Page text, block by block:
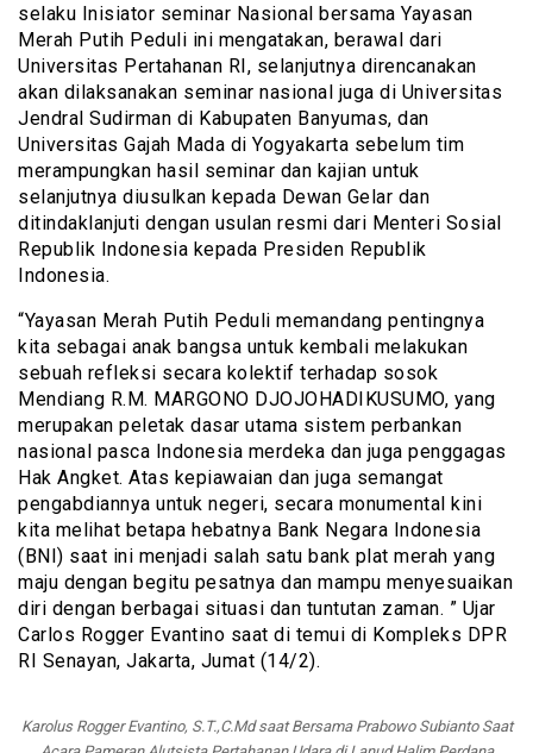
selaku Inisiator seminar Nasional bersama Yayasan
Merah Putih Peduli ini mengatakan, berawal dari
Universitas Pertahanan RI, selanjutnya direncanakan
akan dilaksanakan seminar nasional juga di Universitas
Jendral Sudirman di Kabupaten Banyumas, dan
Universitas Gajah Mada di Yogyakarta sebelum tim
merampungkan hasil seminar dan kajian untuk
selanjutnya diusulkan kepada Dewan Gelar dan
ditindaklanjuti dengan usulan resmi dari Menteri Sosial
Republik Indonesia kepada Presiden Republik
Indonesia.
“Yayasan Merah Putih Peduli memandang pentingnya
kita sebagai anak bangsa untuk kembali melakukan
sebuah refleksi secara kolektif terhadap sosok
Mendiang R.M. MARGONO DJOJOHADIKUSUMO, yang
merupakan peletak dasar utama sistem perbankan
nasional pasca Indonesia merdeka dan juga penggagas
Hak Angket. Atas kepiawaian dan juga semangat
pengabdiannya untuk negeri, secara monumental kini
kita melihat betapa hebatnya Bank Negara Indonesia
(BNI) saat ini menjadi salah satu bank plat merah yang
maju dengan begitu pesatnya dan mampu menyesuaikan
diri dengan berbagai situasi dan tuntutan zaman. ” Ujar
Carlos Rogger Evantino saat di temui di Kompleks DPR
RI Senayan, Jakarta, Jumat (14/2).
Karolus Rogger Evantino, S.T.,C.Md saat Bersama Prabowo Subianto Saat